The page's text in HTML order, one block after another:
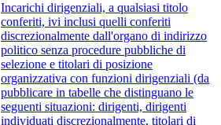
Incarichi dirigenziali, a qualsiasi titolo
conferiti, ivi inclusi quelli conferiti
discrezionalmente dall'organo di indirizzo
politico senza procedure pubbliche di
selezione e titolari di posizione
organizzativa con funzioni dirigenziali (da
pubblicare in tabelle che distinguano le
seguenti situazioni: dirigenti, dirigenti
individuati discrezionalmente, titolari di